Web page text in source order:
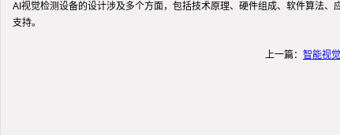
AI视觉检测设备的设计涉及多个方面，包括技术原理、硬件组成、软件算法
支持。
上一篇： 智能视